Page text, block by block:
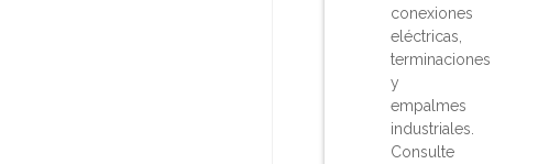
conexiones
eléctricas,
terminaciones
y
empalmes
industriales.
Consulte